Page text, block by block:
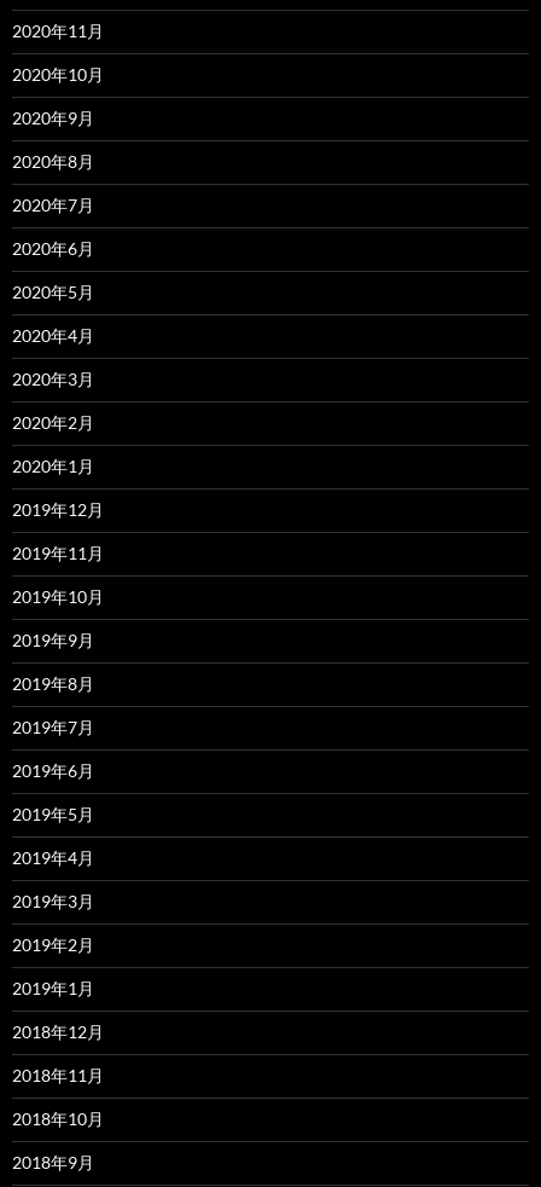
2020年11月
2020年10月
2020年9月
2020年8月
2020年7月
2020年6月
2020年5月
2020年4月
2020年3月
2020年2月
2020年1月
2019年12月
2019年11月
2019年10月
2019年9月
2019年8月
2019年7月
2019年6月
2019年5月
2019年4月
2019年3月
2019年2月
2019年1月
2018年12月
2018年11月
2018年10月
2018年9月